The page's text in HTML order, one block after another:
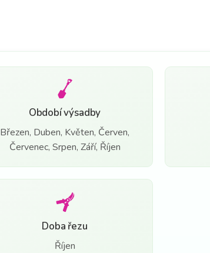
Období výsadby
Březen, Duben, Květen, Červen,
Červenec, Srpen, Září, Říjen
Doba řezu
Říjen